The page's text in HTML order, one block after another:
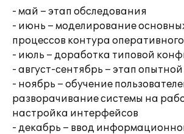
- май – этап обследования
- июнь – моделирование
процессов контура оперативного
- июль – доработка типовой
- август-сентябрь – этап
- ноябрь – обучение
разворачивание системы на
настройка интерфейсов
- декабрь – ввод